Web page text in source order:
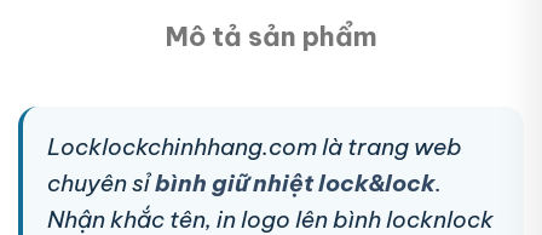
Mô tả sản phẩm
Locklockchinhhang.com là trang web
chuyên sỉbình giữ nhiệt lock&lock.
Nhận khắc tên, in logo lên bình locknlock